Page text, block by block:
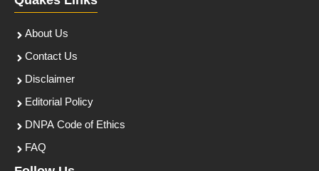
About Us
Contact Us
Disclaimer
Editorial Policy
DNPA Code of Ethics
FAQ